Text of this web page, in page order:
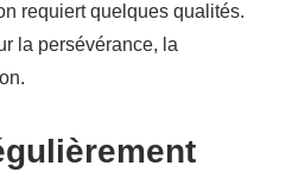
requiert quelques qualités.
la persévérance, la